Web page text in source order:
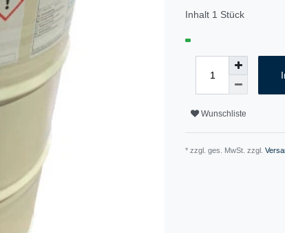
Inhalt 1 Stück
Wunschliste
* zzgl. ges. MwSt. zzgl.